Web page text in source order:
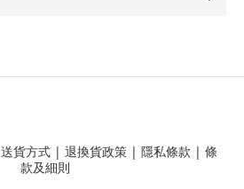
送貨方式 | 退換貨政策 | 隱私條款 | 條
款及細則